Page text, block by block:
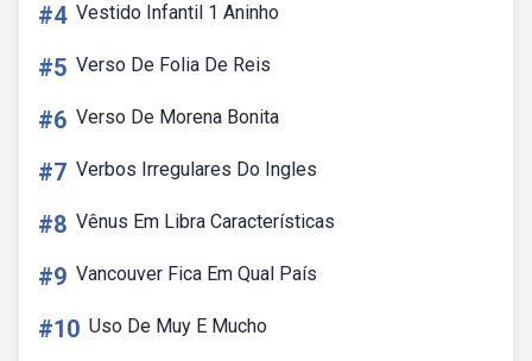
#4 Vestido Infantil 1 Aninho
#5 Verso De Folia De Reis
#6 Verso De Morena Bonita
#7 Verbos Irregulares Do Ingles
#8 Vênus Em Libra Características
#9 Vancouver Fica Em Qual País
#10 Uso De Muy E Mucho